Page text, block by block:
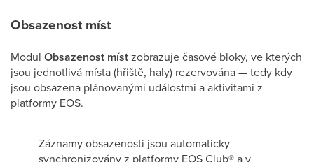
Obsazenost míst
Modul Obsazenost místzobrazuje časové bloky, ve kterých
jsou jednotlivá místa (hřiště, haly) rezervována — tedy kdy
jsou obsazena plánovanými událostmi a aktivitami z
platformy EOS.
Záznamy obsazenosti jsou automaticky
synchronizovány z platformy EOS Club® a v